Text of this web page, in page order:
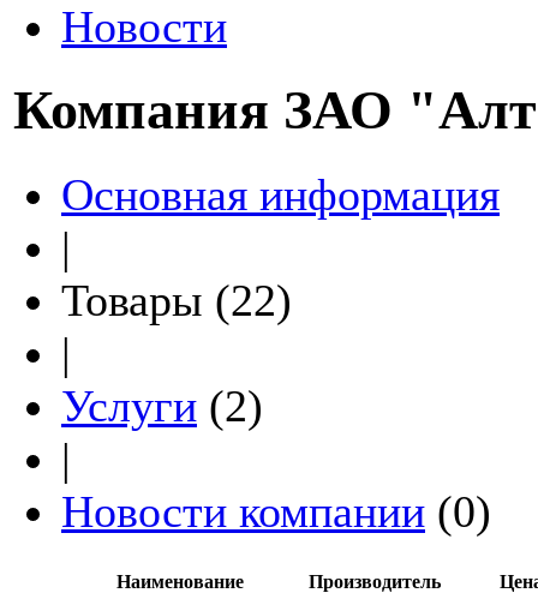
Новости
Компания ЗАО
Основная информация
|
Товары (22)
|
Услуги (2)
|
Новости компании (0)
Наименование Производитель